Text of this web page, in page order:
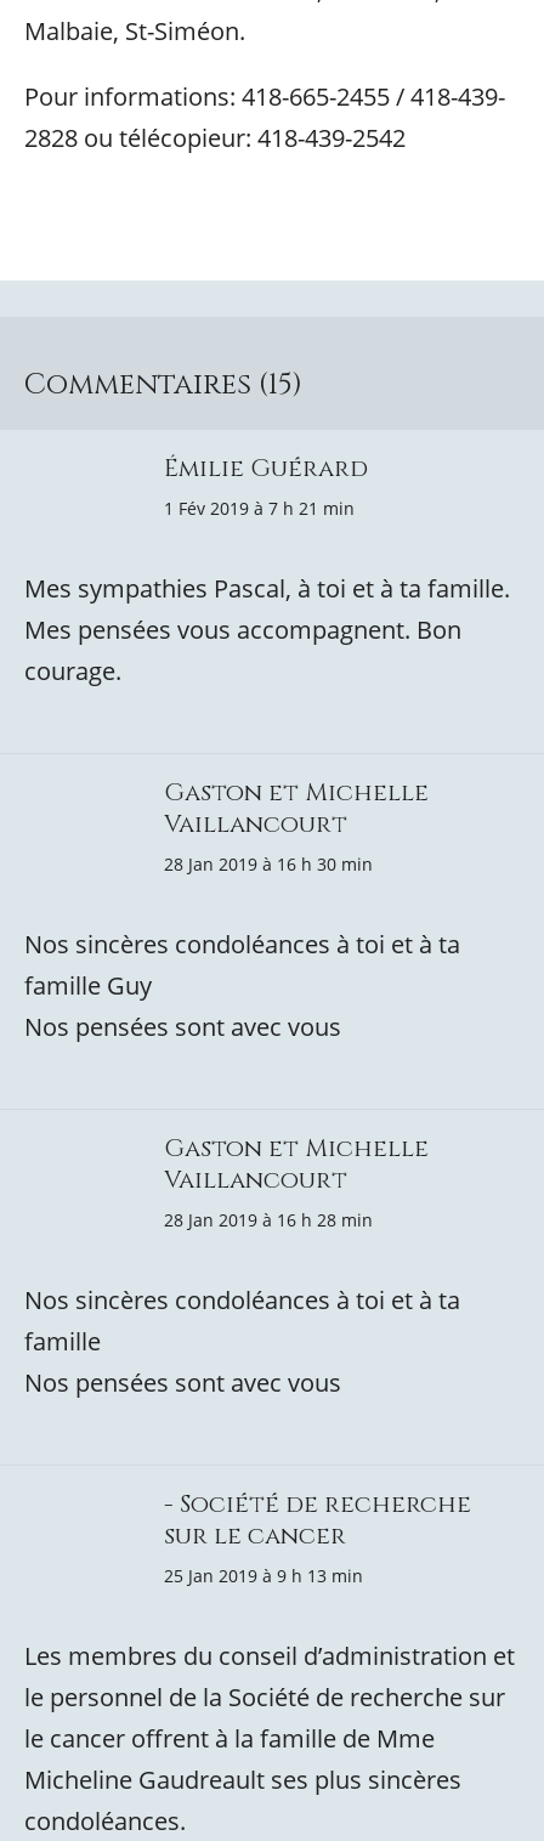
Malbaie, St-Siméon.
Pour informations: 418-665-2455 / 418-439-
2828 ou télécopieur: 418-439-2542
Commentaires (15)
Émilie Guérard
1 Fév 2019 à 7 h 21 min
Mes sympathies Pascal, à toi et à ta famille.
Mes pensées vous accompagnent. Bon
courage.
Gaston et Michelle
Vaillancourt
28 Jan 2019 à 16 h 30 min
Nos sincères condoléances à toi et à ta
famille Guy
Nos pensées sont avec vous
Gaston et Michelle
Vaillancourt
28 Jan 2019 à 16 h 28 min
Nos sincères condoléances à toi et à ta
famille
Nos pensées sont avec vous
- Société de recherche
sur le cancer
25 Jan 2019 à 9 h 13 min
Les membres du conseil d’administration et
le personnel de la Société de recherche sur
le cancer offrent à la famille de Mme
Micheline Gaudreault ses plus sincères
condoléances.